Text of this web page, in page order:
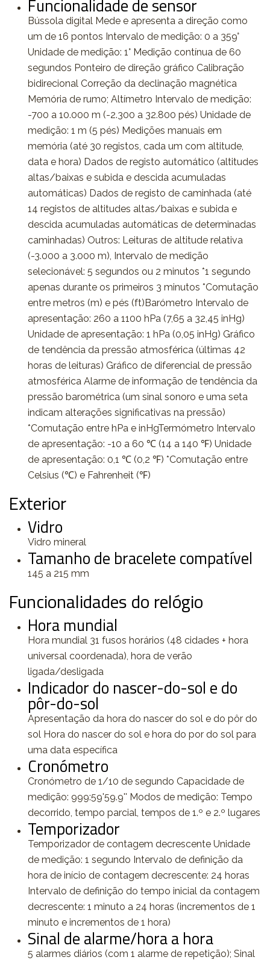
Funcionalidade de sensor
Bússola digital Mede e apresenta a direção como
um de 16 pontos Intervalo de medição: 0 a 359°
Unidade de medição: 1° Medição contínua de 60
segundos Ponteiro de direção gráfico Calibração
bidirecional Correção da declinação magnética
Memória de rumo; Altímetro Intervalo de medição:
-700 a 10.000 m (-2.300 a 32.800 pés) Unidade de
medição: 1 m (5 pés) Medições manuais em
memória (até 30 registos, cada um com altitude,
data e hora) Dados de registo automático (altitudes
altas/baixas e subida e descida acumuladas
automáticas) Dados de registo de caminhada (até
14 registos de altitudes altas/baixas e subida e
descida acumuladas automáticas de determinadas
caminhadas) Outros: Leituras de altitude relativa
(-3.000 a 3.000 m), Intervalo de medição
selecionável: 5 segundos ou 2 minutos *1 segundo
apenas durante os primeiros 3 minutos *Comutação
entre metros (m) e pés (ft)Barómetro Intervalo de
apresentação: 260 a 1100 hPa (7,65 a 32,45 inHg)
Unidade de apresentação: 1 hPa (0,05 inHg) Gráfico
de tendência da pressão atmosférica (últimas 42
horas de leituras) Gráfico de diferencial de pressão
atmosférica Alarme de informação de tendência da
pressão barométrica (um sinal sonoro e uma seta
indicam alterações significativas na pressão)
*Comutação entre hPa e inHgTermómetro Intervalo
de apresentação: -10 a 60 ℃ (14 a 140 ℉) Unidade
de apresentação: 0,1 ℃ (0,2 ℉) *Comutação entre
Celsius (℃) e Fahrenheit (℉)
Exterior
Vidro
Vidro mineral
Tamanho de bracelete compatível
145 a 215 mm
Funcionalidades do relógio
Hora mundial
Hora mundial 31 fusos horários (48 cidades + hora
universal coordenada), hora de verão
ligada/desligada
Indicador do nascer-do-sol e do
pôr-do-sol
Apresentação da hora do nascer do sol e do pôr do
sol Hora do nascer do sol e hora do por do sol para
uma data específica
Cronómetro
Cronómetro de 1/10 de segundo Capacidade de
medição: 999:59'59.9'' Modos de medição: Tempo
decorrido, tempo parcial, tempos de 1.º e 2.º lugares
Temporizador
Temporizador de contagem decrescente Unidade
de medição: 1 segundo Intervalo de definição da
hora de início de contagem decrescente: 24 horas
Intervalo de definição do tempo inicial da contagem
decrescente: 1 minuto a 24 horas (incrementos de 1
minuto e incrementos de 1 hora)
Sinal de alarme/hora a hora
5 alarmes diários (com 1 alarme de repetição); Sinal